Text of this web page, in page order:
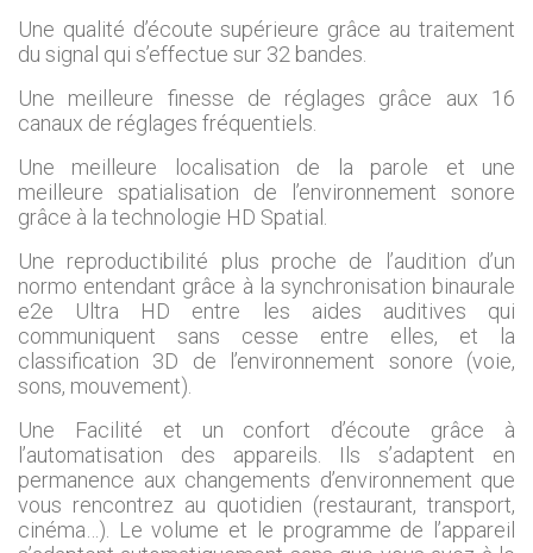
Une qualité d’écoute supérieure grâce au traitement
du signal qui s’effectue sur 32 bandes.
Une meilleure finesse de réglages grâce aux 16
canaux de réglages fréquentiels.
Une meilleure localisation de la parole et une
meilleure spatialisation de l’environnement sonore
grâce à la technologie HD Spatial.
Une reproductibilité plus proche de l’audition d’un
normo entendant grâce à la synchronisation binaurale
e2e Ultra HD entre les aides auditives qui
communiquent sans cesse entre elles, et la
classification 3D de l’environnement sonore (voie,
sons, mouvement).
Une Facilité et un confort d’écoute grâce à
l’automatisation des appareils. Ils s’adaptent en
permanence aux changements d’environnement que
vous rencontrez au quotidien (restaurant, transport,
cinéma…). Le volume et le programme de l’appareil